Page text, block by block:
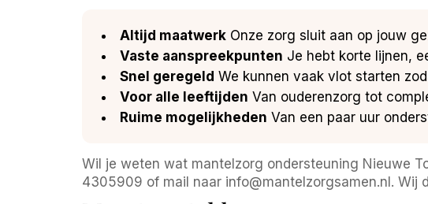
Altijd maatwerk Onze zorg sluit aan op jouw
Vaste aanspreekpunten Je hebt korte lijnen,
Snel geregeld We kunnen vaak vlot starten
Voor alle leeftijden Van ouderenzorg tot
Ruime mogelijkheden Van een paar uur
Wil je weten wat mantelzorg ondersteuning Nieuwe
4305909 of mail naar info@mantelzorgsamen.nl. Wij